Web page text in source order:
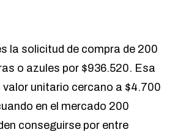
la solicitud de compra de 200
o azules por $936.520. Esa
valor unitario cercano a $4.700
en el mercado 200
conseguirse por entre